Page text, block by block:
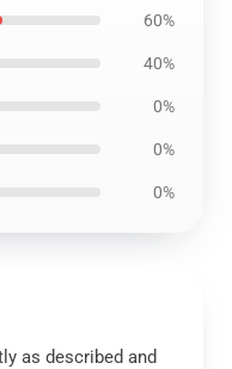
60%
40%
0%
0%
0%
as described and